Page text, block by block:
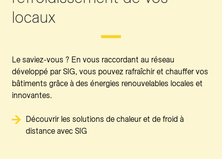
locaux
Le saviez-vous ? En vous raccordant au réseau
développé par SIG, vous pouvez rafraîchir et chauffer vos
bâtiments grâce à des énergies renouvelables locales et
innovantes.
Découvrir les solutions de chaleur et de froid à
distance avec SIG